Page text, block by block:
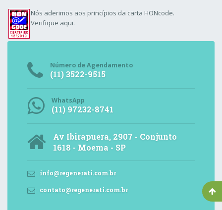
Nós aderimos aos princípios da carta HONcode.
Verifique aqui.
Número de Agendamento
(11) 3522-9515
WhatsApp
(11) 97232-8741
Av Ibirapuera, 2907 - Conjunto
1618 - Moema - SP
info@regenerati.com.br
contato@regenerati.com.br